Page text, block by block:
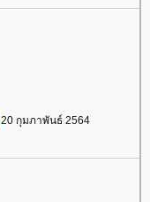
20 กุมภาพันธ์ 2564